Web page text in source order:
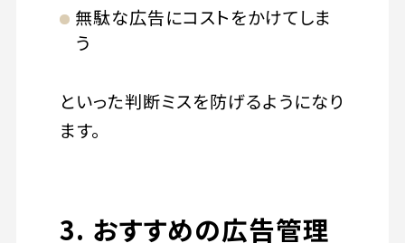
無駄な広告にコストをかけてしま
う
といった判断ミスを防げるようになり
ます。
3. おすすめの広告管理